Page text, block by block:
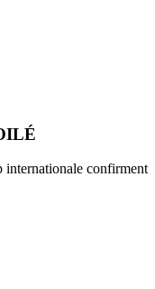
internationale confirment